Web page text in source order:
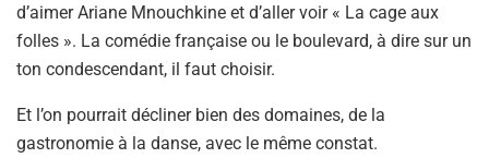
d’aimer Ariane Mnouchkine et d’aller voir « La cage aux
folles ». La comédie française ou le boulevard, à dire sur un
ton condescendant, il faut choisir.
Et l’on pourrait décliner bien des domaines, de la
gastronomie à la danse, avec le même constat.